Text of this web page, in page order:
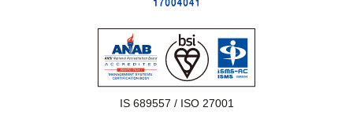
IS 689557 / ISO 27001